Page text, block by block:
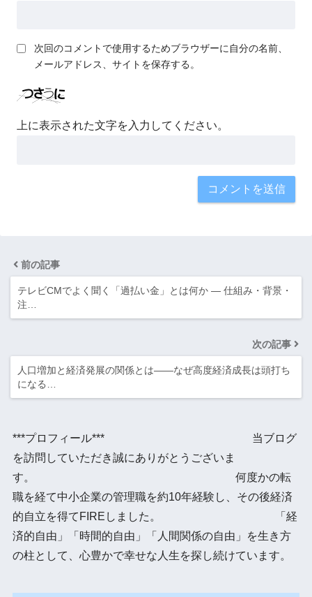
次回のコメントで使用するためブラウザーに自分の名前、
メールアドレス、サイトを保存する。
上に表示された文字を入力してください。
前の記事
テレビCMでよく聞く「過払い金」とは何か ― 仕組み・背景・
注…
次の記事
人口増加と経済発展の関係とは――なぜ高度経済成長は頭打ち
になる…
***プロフィール*** 当ブログ
を訪問していただき誠にありがとうございま
す。 何度かの転
職を経て中小企業の管理職を約10年経験し、その後経済
的自立を得てFIREしました。 「経
済的自由」「時間的自由」「人間関係の自由」を生き方
の柱として、心豊かで幸せな人生を探し続けています。